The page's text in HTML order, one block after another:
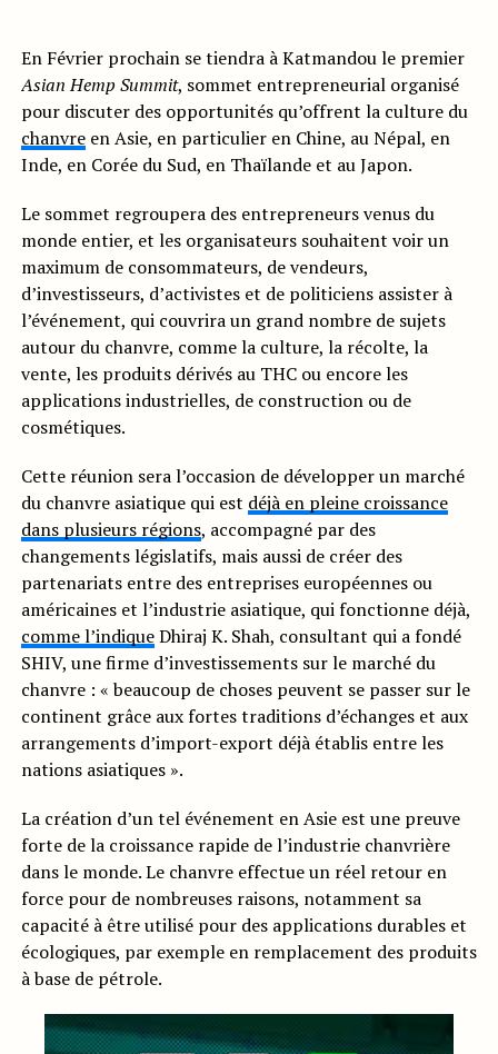
En Février prochain se tiendra à Katmandou le premier
Asian Hemp Summit, sommet entrepreneurial organisé
pour discuter des opportunités qu’offrent la culture du
chanvreen Asie, en particulier en Chine, au Népal, en
Inde, en Corée du Sud, en Thaïlande et au Japon.
Le sommet regroupera des entrepreneurs venus du
monde entier, et les organisateurs souhaitent voir un
maximum de consommateurs, de vendeurs,
d’investisseurs, d’activistes et de politiciens assister à
l’événement, qui couvrira un grand nombre de sujets
autour du chanvre, comme la culture, la récolte, la
vente, les produits dérivés au THC ou encore les
applications industrielles, de construction ou de
cosmétiques.
Cette réunion sera l’occasion de développer un marché
du chanvre asiatique qui est déjà en pleine croissance
dans plusieurs régions, accompagné par des
changements législatifs, mais aussi de créer des
partenariats entre des entreprises européennes ou
américaines et l’industrie asiatique, qui fonctionne déjà,
comme l’indiqueDhiraj K. Shah, consultant qui a fondé
SHIV, une firme d’investissements sur le marché du
chanvre : « beaucoup de choses peuvent se passer sur le
continent grâce aux fortes traditions d’échanges et aux
arrangements d’import-export déjà établis entre les
nations asiatiques ».
La création d’un tel événement en Asie est une preuve
forte de la croissance rapide de l’industrie chanvrière
dans le monde. Le chanvre effectue un réel retour en
force pour de nombreuses raisons, notamment sa
capacité à être utilisé pour des applications durables et
écologiques, par exemple en remplacement des produits
à base de pétrole.